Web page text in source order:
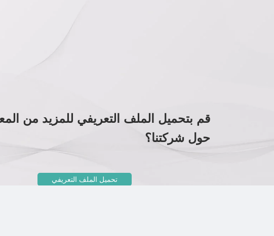
تحميل الملف التعريفي
قم بتحميل الملف التعريفي للمزيد من
حول شركتنا؟